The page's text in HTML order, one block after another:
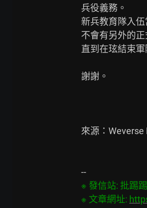
兵役義務。
新兵教育隊入
不會有另外的正
直到在玹結束
謝謝。
來源：Weverse
※ 發信站: 批踢
※ 文章網址: